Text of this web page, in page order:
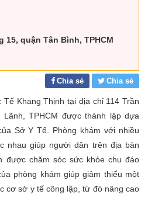
15, quận Tân Bình, TPHCM
Chia sẻ Chia sẻ
Khang Thịnh tại địa chỉ 114 Trần
TPHCM được thành lập dựa
Sở Y Tế. Phòng khám với nhiều
nhau giúp người dân trên địa bàn
được chăm sóc sức khỏe chu đáo
phòng khám giúp giảm thiểu một
cơ sở y tế công lập, từ đó nâng cao